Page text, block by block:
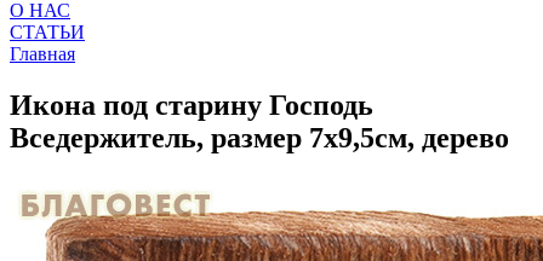
О НАС
СТАТЬИ
Главная
Икона под старину Господь
Вседержитель, размер 7х9,5см, дерево